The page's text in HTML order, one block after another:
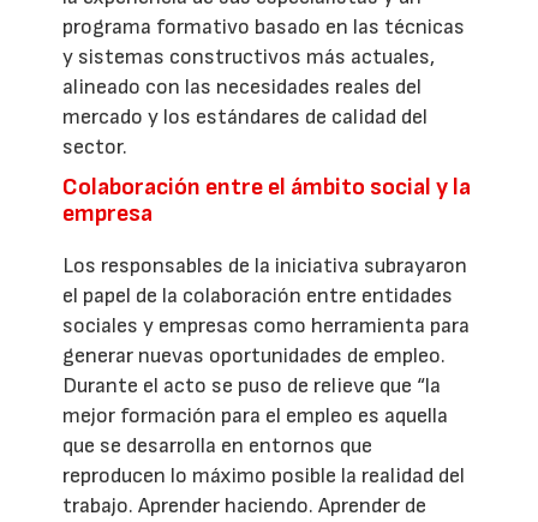
programa formativo basado en las técnicas
y sistemas constructivos más actuales,
alineado con las necesidades reales del
mercado y los estándares de calidad del
sector.
Colaboración entre el ámbito social y la
empresa
Los responsables de la iniciativa subrayaron
el papel de la colaboración entre entidades
sociales y empresas como herramienta para
generar nuevas oportunidades de empleo.
Durante el acto se puso de relieve que “la
mejor formación para el empleo es aquella
que se desarrolla en entornos que
reproducen lo máximo posible la realidad del
trabajo. Aprender haciendo. Aprender de